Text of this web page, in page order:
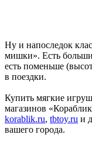
Ну и напоследок
мишки». Есть
есть поменьше
в поездки.
Купить мягкие
магазинов
korablik.ru, tbtoy.ru и
вашего города.